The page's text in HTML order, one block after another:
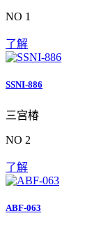
NO 1
了解
SSNI-886
三宫椿
NO 2
了解
ABF-063